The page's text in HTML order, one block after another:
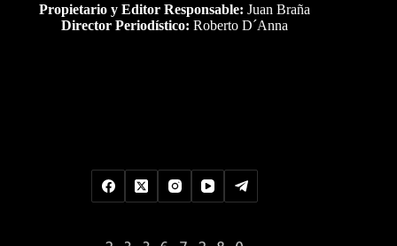
Propietario y Editor Responsable: Juan Braña
Director Periodístico: Roberto D´Anna